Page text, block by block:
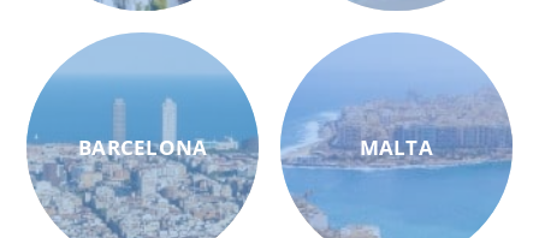
BARCELONA MALTA